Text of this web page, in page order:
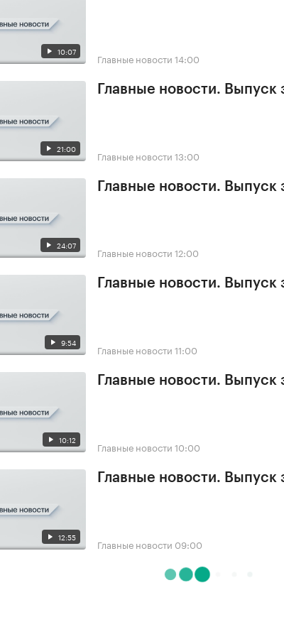
10:07 Главные новости 14:00
21:00
Главные новости. Выпуск
Главные новости 13:00
24:07
Главные новости. Выпуск
Главные новости 12:00
9:54
Главные новости. Выпуск
Главные новости 11:00
10:12
Главные новости.
Главные новости 10:00
12:55
Главные новости.
Главные новости 09:00